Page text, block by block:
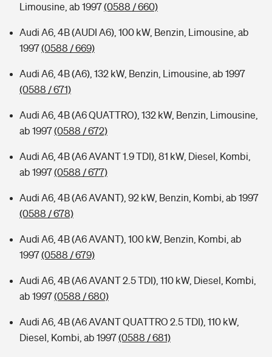
Limousine, ab 1997(0588 / 660)
Audi A6, 4B (AUDI A6), 100 kW, Benzin, Limousine, ab
1997(0588 / 669)
Audi A6, 4B (A6), 132 kW, Benzin, Limousine, ab 1997
(0588 / 671)
Audi A6, 4B (A6 QUATTRO), 132 kW, Benzin, Limousine,
ab 1997(0588 / 672)
Audi A6, 4B (A6 AVANT 1.9 TDI), 81 kW, Diesel, Kombi,
ab 1997(0588 / 677)
Audi A6, 4B (A6 AVANT), 92 kW, Benzin, Kombi, ab 1997
(0588 / 678)
Audi A6, 4B (A6 AVANT), 100 kW, Benzin, Kombi, ab
1997(0588 / 679)
Audi A6, 4B (A6 AVANT 2.5 TDI), 110 kW, Diesel, Kombi,
ab 1997(0588 / 680)
Audi A6, 4B (A6 AVANT QUATTRO 2.5 TDI), 110 kW,
Diesel, Kombi, ab 1997(0588 / 681)